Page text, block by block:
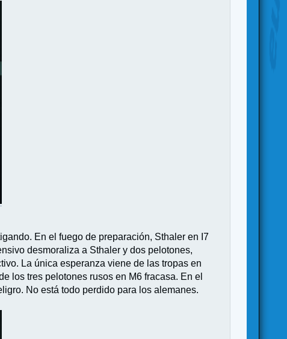
En el fuego de preparación, Sthaler en I7
desmoraliza a Sthaler y dos pelotones,
La única esperanza viene de las tropas en
los tres pelotones rusos en M6 fracasa. En el
No está todo perdido para los alemanes.